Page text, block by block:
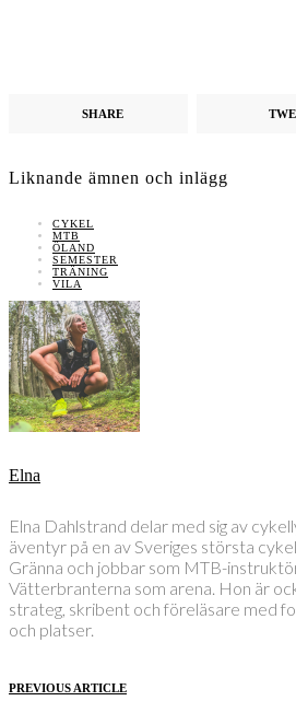
SHARE
Liknande ämnen och inlägg
CYKEL
MTB
ÖLAND
SEMESTER
TRÄNING
VILA
Elna
Elna Dahlstrand delar med sig av
äventyr på en av Sveriges största
Gränna och jobbar som MTB-
Vätterbranterna som arena. Hon är
strateg, skribent och föreläsare med
och platser.
PREVIOUS ARTICLE